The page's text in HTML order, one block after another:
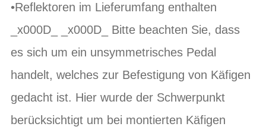
•Reflektoren im Lieferumfang enthalten
_x000D_ _x000D_ Bitte beachten Sie, dass
es sich um ein unsymmetrisches Pedal
handelt, welches zur Befestigung von Käfigen
gedacht ist. Hier wurde der Schwerpunkt
berücksichtigt um bei montierten Käfigen